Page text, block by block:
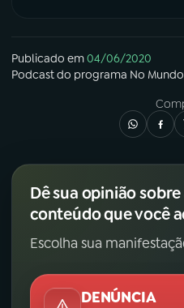
Publicado em04/06/2020
Podcastdo programa No
Dê sua opinião
conteúdo que você
Escolha sua
DENÚNCIA